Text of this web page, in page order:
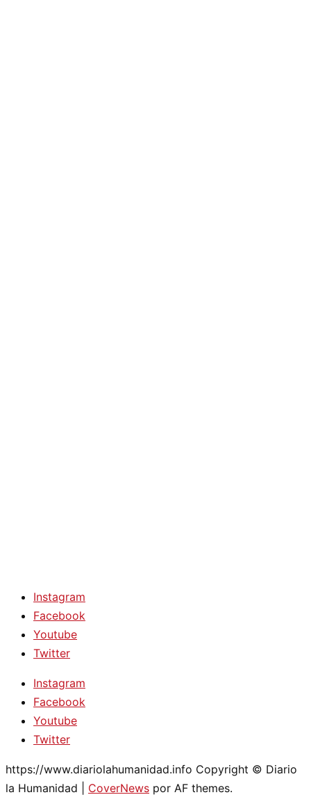
Instagram
Facebook
Youtube
Twitter
Instagram
Facebook
Youtube
Twitter
https://www.diariolahumanidad.info Copyright © Diario
la Humanidad
CoverNews por AF themes.